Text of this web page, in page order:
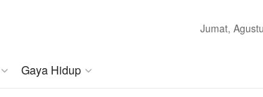
Jumat,
Gaya Hidup